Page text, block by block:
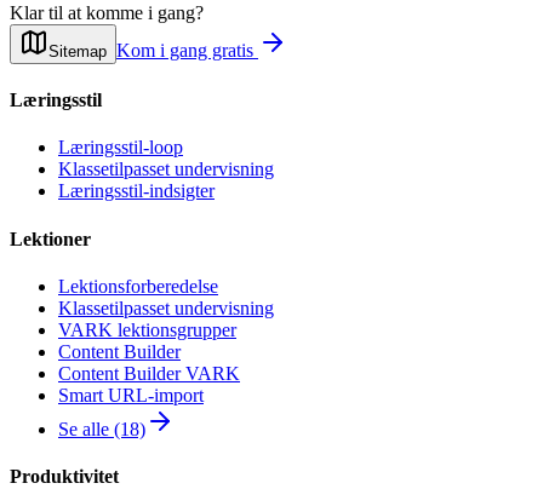
Klar til at komme i gang?
Sitemap Kom i gang gratis
Læringsstil
Læringsstil-loop
Klassetilpasset undervisning
Læringsstil-indsigter
Lektioner
Lektionsforberedelse
Klassetilpasset undervisning
VARK lektionsgrupper
Content Builder
Content Builder VARK
Smart URL-import
Se alle (18)
Produktivitet